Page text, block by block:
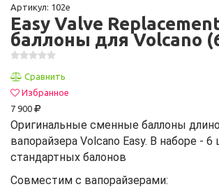
Артикул: 102e
Easy Valve
баллоны для Volcano
Сравнить
Избранное
7 900
Оригинальные сменные баллоны
вапорайзера Volcano Easy. В наборе - 6
стандартных балонов
Совместим с вапорайзерами: